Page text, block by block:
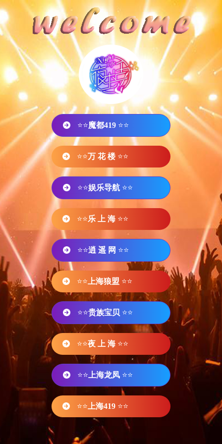
⭐⭐魔都419 ⭐⭐
⭐⭐万 花 楼 ⭐⭐
⭐⭐娱乐导航 ⭐⭐
⭐⭐乐 上 海 ⭐⭐
⭐⭐逍 遥 网 ⭐⭐
⭐⭐ 上海狼盟 ⭐⭐
⭐⭐贵族宝贝 ⭐⭐
⭐⭐夜 上 海 ⭐⭐
⭐⭐ 上海龙凤 ⭐⭐
⭐⭐ 上海419 ⭐⭐